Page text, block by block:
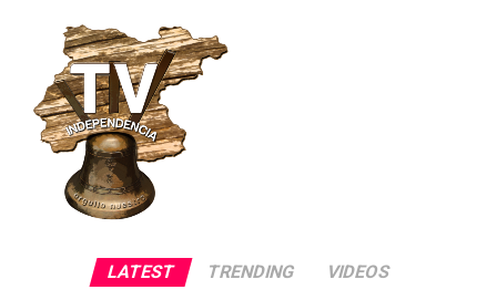
LATEST TRENDING VIDEOS